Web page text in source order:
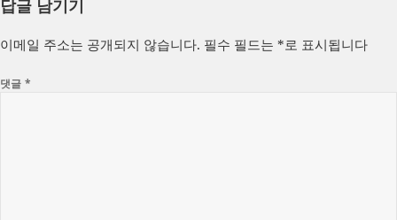
일
이
답글 남기기
이메일 주소는 공개되지 않습니다. 필수 필드는 *로 표시됩니다
댓글*